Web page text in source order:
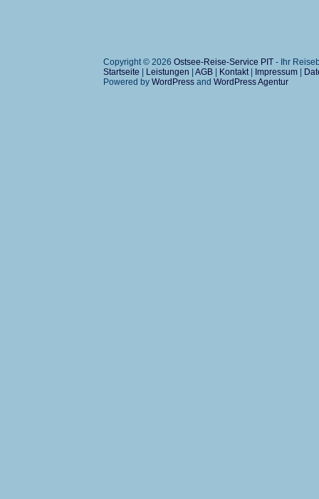
Copyright © 2026 Ostsee-Reise-Service PIT - Ihr
Startseite
Leistungen AGB Kontakt| Impressum
Powered by WordPress and WordPress Agentur